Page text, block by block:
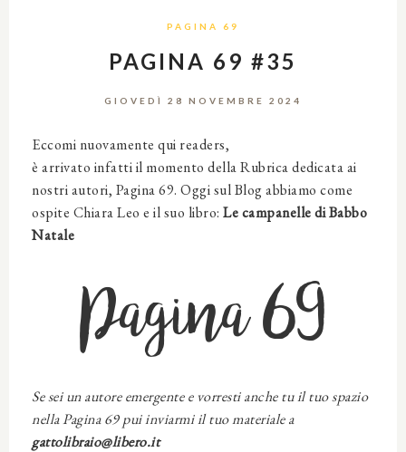
PAGINA 69
PAGINA 69 #35
GIOVEDÌ 28 NOVEMBRE 2024
Eccomi nuovamente qui readers,
è arrivato infatti il momento della Rubrica dedicata ai
nostri autori, Pagina 69. Oggi sul Blog abbiamo come
ospite Chiara Leo e il suo libro: Le campanelle di Babbo
Natale
Pagina 69
Se sei un autore emergente e vorresti anche tu il tuo spazio
nella Pagina 69 pui inviarmi il tuo materiale a
gattolibraio@libero.it